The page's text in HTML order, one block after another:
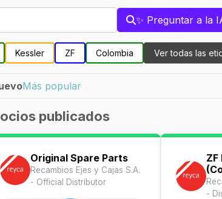
✨ Preguntar a la
Kessler ZF Colombia Ver todas las
Más popular
publicados
Original Spare Parts
Recambios Ejes y Cajas S.A.
- Official Distributor
ZF
-